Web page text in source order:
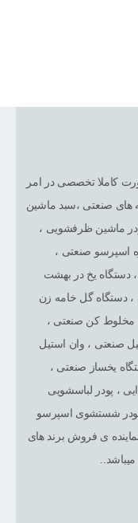
تجهیز از سال 1382 و بصورت کاملا تخصصی در امر
های صنعتی ،سبد ماشین
ماشین ظرفشویی ،
اسپرسو صنعتی ،
دستگاه یخ در بهشت
دستگاه گل خامه زن
مخلوط کن صنعتی ،
صنعتی ، وان استیل
یخساز صنعتی ،
، پودر لباسشویی
پودر شستشوی اسپرسو
ی فروش برند های
میباشد..